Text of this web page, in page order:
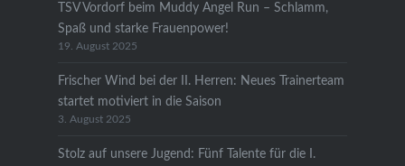
TSV Vordorf beim Muddy Angel Run – Schlamm,
Spaß und starke Frauenpower!
19. August 2025
Frischer Wind bei der II. Herren: Neues Trainerteam
startet motiviert in die Saison
3. August 2025
Stolz auf unsere Jugend: Fünf Talente für die I.